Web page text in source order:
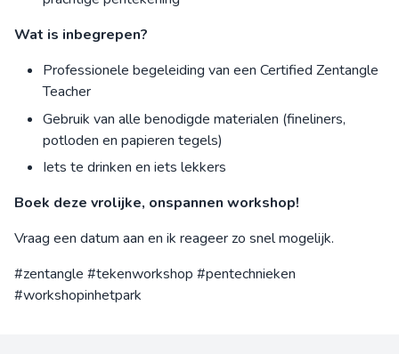
Wat is inbegrepen?
Professionele begeleiding van een Certified Zentangle
Teacher
Gebruik van alle benodigde materialen (fineliners,
potloden en papieren tegels)
Iets te drinken en iets lekkers
Boek deze vrolijke, onspannen workshop!
Vraag een datum aan en ik reageer zo snel mogelijk.
#zentangle #tekenworkshop #pentechnieken
#workshopinhetpark